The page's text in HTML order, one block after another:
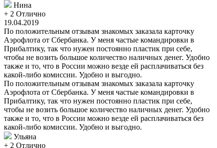
Нина
+ 2 Отлично
19.04.2019
По положительным отзывам знакомых заказала карточку
Аэрофлота от Сбербанка. У меня частые командировки в
Прибалтику, так что нужен постоянно пластик при себе,
чтобы не возить большое количество наличных денег. Удобно
также и то, что в России можно везде ей расплачиваться без
какой-либо комиссии. Удобно и выгодно.
По положительным отзывам знакомых заказала карточку
Аэрофлота от Сбербанка. У меня частые командировки в
Прибалтику, так что нужен постоянно пластик при себе,
чтобы не возить большое количество наличных денег. Удобно
также и то, что в России можно везде ей расплачиваться без
какой-либо комиссии. Удобно и выгодно.
Ульяна
+ 2 Отлично